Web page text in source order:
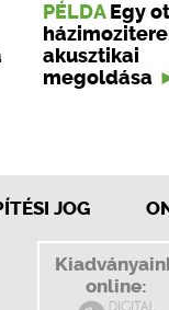
PÉLDA Egy
akusztikai
megoldása
JOG
online: